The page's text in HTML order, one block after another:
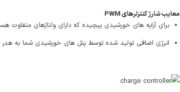
معایب شارژ کنترلرهای PWM
برای آرایه های خورشیدی پیچیده که دارای ولتاژهای
انرژی اضافی تولید شده توسط پنل های خورشیدی شما به